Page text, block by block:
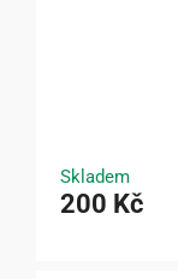
Skladem
200 Kč